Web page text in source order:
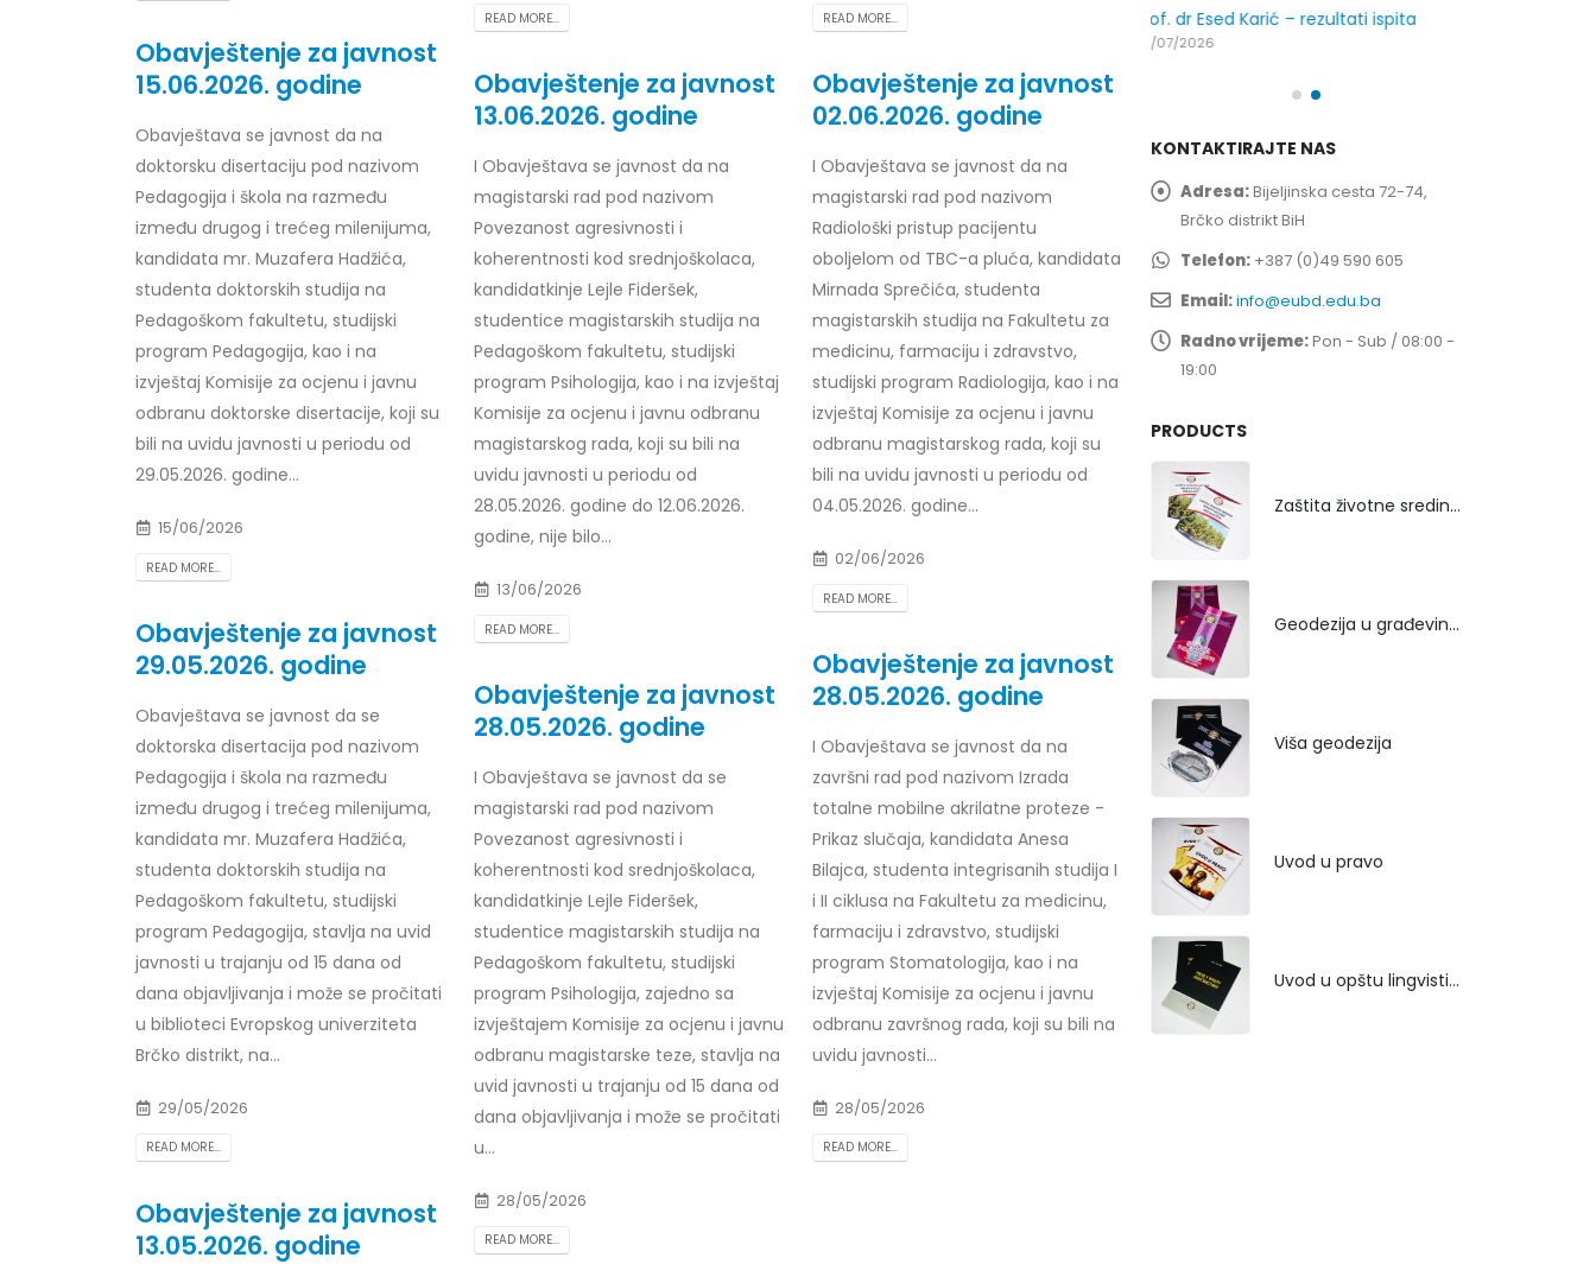
READ MORE... READ MORE...
Obavještenje za javnost
15.06.2026. godine
Obavještava se javnost da na
doktorsku disertaciju pod nazivom
Pedagogija i škola na razmeđu
između drugog i trećeg milenijuma,
kandidata mr. Muzafera Hadžića,
studenta doktorskih studija na
Pedagoškom fakultetu, studijski
program Pedagogija, kao i na
izvještaj Komisije za ocjenu i javnu
odbranu doktorske disertacije, koji su
bili na uvidu javnosti u periodu od
29.05.2026. godine...
15/06/2026
READ MORE...
Obavještenje za javnost
13.06.2026. godine
I Obavještava se javnost da na
magistarski rad pod nazivom
Povezanost agresivnosti i
koherentnosti kod srednjoškolaca,
kandidatkinje Lejle Fideršek,
studentice magistarskih studija na
Pedagoškom fakultetu, studijski
program Psihologija, kao i na izvještaj
Komisije za ocjenu i javnu odbranu
magistarskog rada, koji su bili na
uvidu javnosti u periodu od
28.05.2026. godine do 12.06.2026.
godine, nije bilo...
13/06/2026
READ MORE...
Obavještenje za javnost
02.06.2026. godine
I Obavještava se javnost da na
magistarski rad pod nazivom
Radiološki pristup pacijentu
oboljelom od TBC-a pluća, kandidata
Mirnada Sprečića, studenta
magistarskih studija na Fakultetu za
medicinu, farmaciju i zdravstvo,
studijski program Radiologija, kao i na
izvještaj Komisije za ocjenu i javnu
odbranu magistarskog rada, koji su
bili na uvidu javnosti u periodu od
04.05.2026. godine...
02/06/2026
READ MORE...
Obavještenje za javnost
29.05.2026. godine
Obavještava se javnost da se
doktorska disertacija pod nazivom
Pedagogija i škola na razmeđu
između drugog i trećeg milenijuma,
kandidata mr. Muzafera Hadžića,
studenta doktorskih studija na
Pedagoškom fakultetu, studijski
program Pedagogija, stavlja na uvid
javnosti u trajanju od 15 dana od
dana objavljivanja i može se pročitati
u biblioteci Evropskog univerziteta
Brčko distrikt, na...
29/05/2026
READ MORE...
Obavještenje za javnost
28.05.2026. godine
I Obavještava se javnost da na
završni rad pod nazivom Izrada
totalne mobilne akrilatne proteze -
Prikaz slučaja, kandidata Anesa
Bilajca, studenta integrisanih studija I
i II ciklusa na Fakultetu za medicinu,
farmaciju i zdravstvo, studijski
program Stomatologija, kao i na
izvještaj Komisije za ocjenu i javnu
odbranu završnog rada, koji su bili na
uvidu javnosti...
28/05/2026
READ MORE...
Obavještenje za javnost
28.05.2026. godine
I Obavještava se javnost da se
magistarski rad pod nazivom
Povezanost agresivnosti i
koherentnosti kod srednjoškolaca,
kandidatkinje Lejle Fideršek,
studentice magistarskih studija na
Pedagoškom fakultetu, studijski
program Psihologija, zajedno sa
izvještajem Komisije za ocjenu i javnu
odbranu magistarske teze, stavlja na
uvid javnosti u trajanju od 15 dana od
dana objavljivanja i može se pročitati
u...
28/05/2026
READ MORE...
Obavještenje za javnost
13.05.2026. godine
25/07/2026
Prof. dr Esed Karić – rezultati ispita
KONTAKTIRAJTE NAS
Adresa:Bijeljinska cesta 72-74,
Brčko distrikt BiH
Telefon: +387 (0)49 590 605
Email:info@eubd.edu.ba
Radno vrijeme:Pon - Sub / 08:00 -
19:00
PRODUCTS
Zaštita životne sredine rekultivacijom odlagališta
Geodezija u građevinarstvu
Viša geodezija
Uvod u pravo
Uvod u opštu lingvistiku